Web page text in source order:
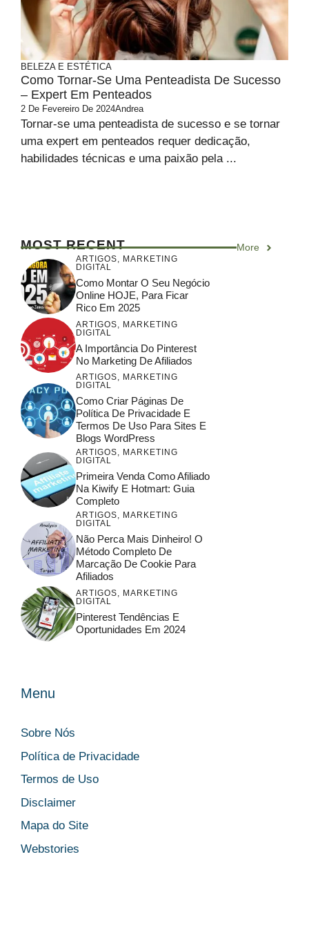
BELEZA E ESTÉTICA
Como Tornar-Se Uma Penteadista De Sucesso
– Expert Em Penteados
2 De Fevereiro De 2024Andrea
Tornar-se uma penteadista de sucesso e se tornar
uma expert em penteados requer dedicação,
habilidades técnicas e uma paixão pela ...
MOST RECENT More
ARTIGOS, MARKETING
DIGITAL
Como Montar O Seu Negócio
Online HOJE, Para Ficar
Rico Em 2025
ARTIGOS
MARKETING
DIGITAL
A Importância Do Pinterest
No Marketing De Afiliados
ARTIGOS, MARKETING
DIGITAL
Como Criar Páginas De
Política De Privacidade E
Termos De Uso Para Sites E
Blogs WordPress
ARTIGOS, MARKETING
DIGITAL
Primeira Venda Como Afiliado
Na Kiwify E Hotmart: Guia
Completo
ARTIGOS, MARKETING
DIGITAL
Não Perca Mais Dinheiro! O
Método Completo De
Marcação De Cookie Para
Afiliados
ARTIGOS
MARKETING
DIGITAL
Pinterest Tendências E
Oportunidades Em 2024
Menu
Sobre Nós
Política de Privacidade
Termos de Uso
Disclaimer
Mapa do Site
Webstories